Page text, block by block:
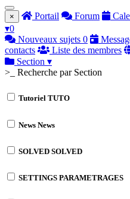
× Portail Forum
▾0
Nouveaux sujets 0
contacts
Liste des membres
Section ▾
>_ Recherche par Section
Tutoriel TUTO
News News
SOLVED SOLVED
SETTINGS PARAMETRAGES